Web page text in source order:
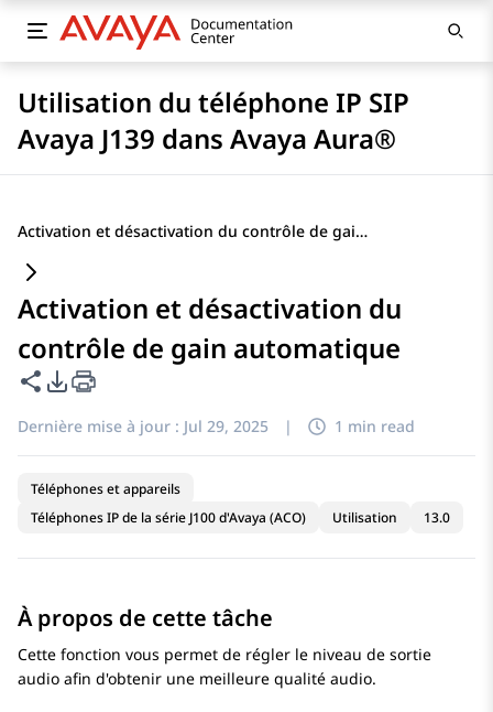
Utilisation du téléphone IP SIP
Avaya J139 dans Avaya Aura®
Activation et désactivation du contrôle de gain automatique
Activation et désactivation du
contrôle de gain automatique
Partager cette page
Options d'exportation PDF
Dernière mise à jour : Jul 29, 2025 | 1 min read
Téléphones et appareils
Téléphones IP de la série J100 d'Avaya (ACO)
Utilisation 13.0
À propos de cette tâche
Cette fonction vous permet de régler le niveau de sortie
audio afin d'obtenir une meilleure qualité audio.